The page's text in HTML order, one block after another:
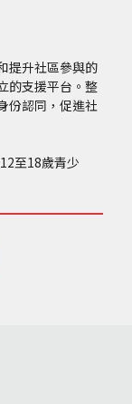
提升社區參與的
的支援平台。整
份認同，促進社
至18歲青少